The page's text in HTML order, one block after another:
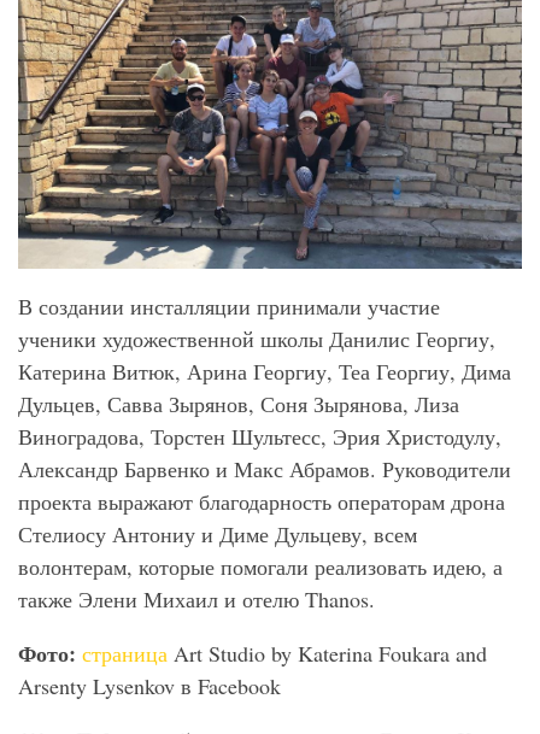
В создании инсталляции принимали участие
ученики художественной школы Данилис Георгиу,
Катерина Витюк, Арина Георгиу, Теа Георгиу, Дима
Дульцев, Савва Зырянов, Соня Зырянова, Лиза
Виноградова, Торстен Шультесс, Эрия Христодулу,
Александр Барвенко и Макс Абрамов. Руководители
проекта выражают благодарность операторам дрона
Стелиосу Антониу и Диме Дульцеву, всем
волонтерам, которые помогали реализовать идею, а
также Элени Михаил и отелю Thanos.
Фото: страница Art Studio by Katerina Foukara and
Arsenty Lysenkov в Facebook